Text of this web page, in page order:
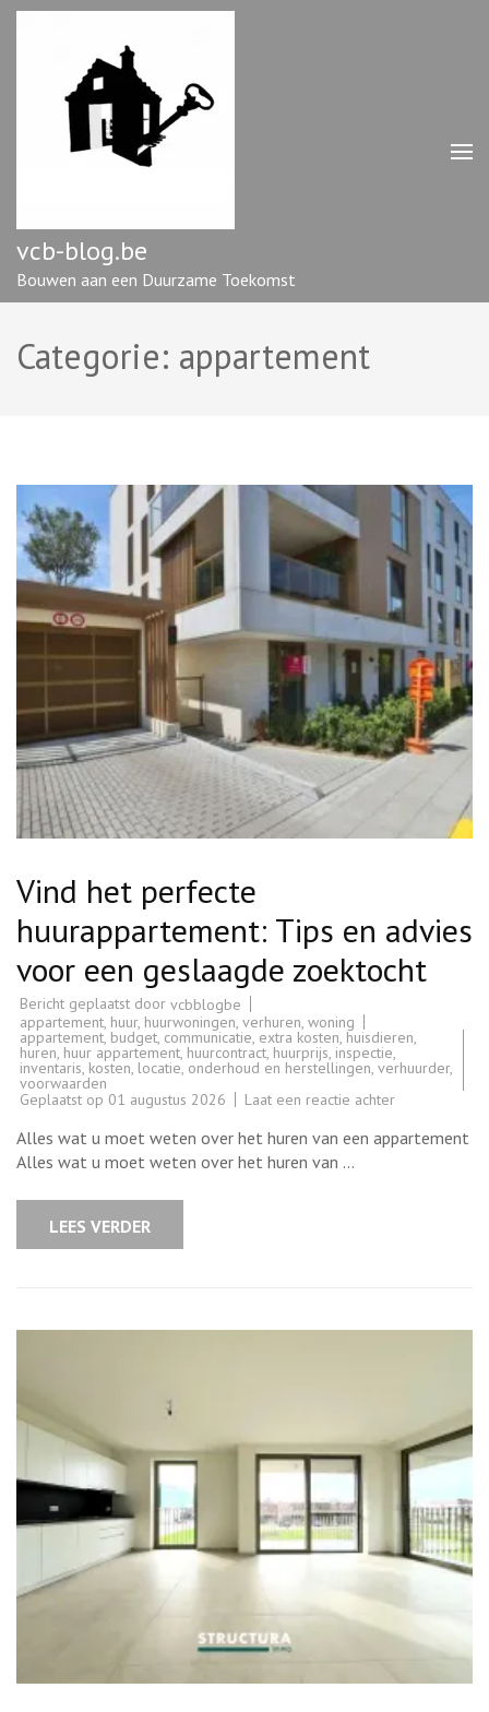
Ga
vcb-blog.be
Bouwen aan een Duurzame Toekomst
Categorie: appartement
Vind het perfecte
huurappartement: Tips en advies
voor een geslaagde zoektocht
Bericht geplaatst door vcbblogbe
appartement, huur, huurwoningen, verhuren, woning
appartement, budget, communicatie, extra kosten, huisdieren,
huren, huur appartement, huurcontract, huurprijs, inspectie,
inventaris, kosten, locatie, onderhoud en herstellingen, verhuurder,
voorwaarden
Geplaatst op 01 augustus 2026 Laat een reactie achterop
perfecte
Alles wat u moet weten over het huren van een appartement
Alles wat u moet weten over het huren van …
LEES VERDER